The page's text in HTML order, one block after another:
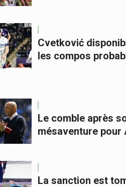
Cvetković
les compos
Le comble après
mésaventure
La sanction est